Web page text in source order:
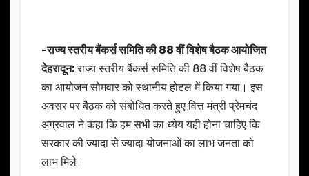
-राज्य स्तरीय बैंकर्स समिति की 88 वीं विशेष बैठक आयोजित
देहरादून:राज्य स्तरीय बैंकर्स समिति की 88 वीं विशेष बैठक
का आयोजन सोमवार को स्थानीय होटल में किया गया। इस
अवसर पर बैठक को संबोधित करते हुए वित्त मंत्री प्रेमचंद
अग्रवाल ने कहा कि हम सभी का ध्येय यही होना चाहिए कि
सरकार की ज्यादा से ज्यादा योजनाओं का लाभ जनता को
लाभ मिले।